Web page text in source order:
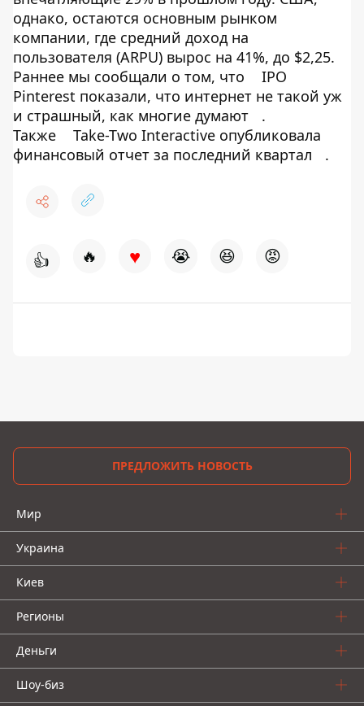
однако, остаются основным рынком
компании, где средний доход на
пользователя (ARPU) вырос на 41%, до $2,25.
Раннее мы сообщали о том, что
IPO
Pinterest показали, что интернет не такой уж
и страшный, как многие думают
.
Также
Take-Two Interactive опубликовала
финансовый отчет за последний квартал
.
👍 🔥 ♥ 😭 😆 😡
ПРЕДЛОЖИТЬ НОВОСТЬ
Мир
Украина
Киев
Регионы
Деньги
Шоу-биз